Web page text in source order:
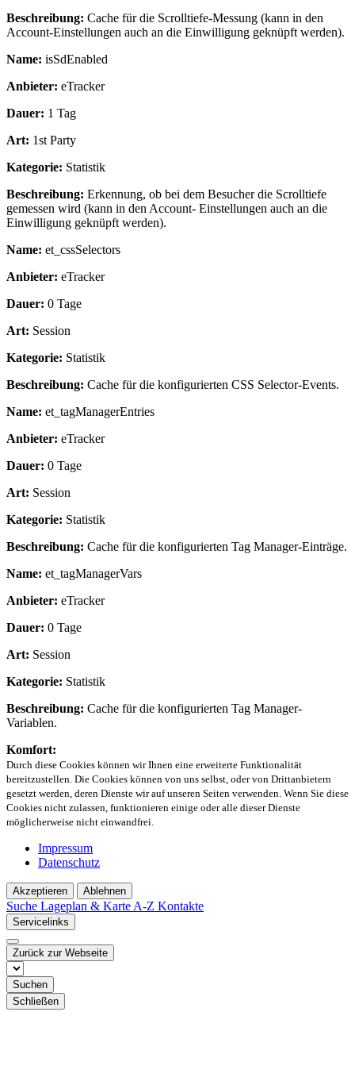
Beschreibung: Cache für die Scrolltiefe-Messung (kann in den
Account-Einstellungen auch an die Einwilligung geknüpft werden).
Name: isSdEnabled
Anbieter: eTracker
Dauer: 1 Tag
Art: 1st Party
Kategorie: Statistik
Beschreibung: Erkennung, ob bei dem Besucher die Scrolltiefe
gemessen wird (kann in den Account- Einstellungen auch an die
Einwilligung geknüpft werden).
Name: et_cssSelectors
Anbieter: eTracker
Dauer: 0 Tage
Art: Session
Kategorie: Statistik
Beschreibung: Cache für die konfigurierten CSS Selector-Events.
Name: et_tagManagerEntries
Anbieter: eTracker
Dauer: 0 Tage
Art: Session
Kategorie: Statistik
Beschreibung: Cache für die konfigurierten Tag Manager-Einträge.
Name: et_tagManagerVars
Anbieter: eTracker
Dauer: 0 Tage
Art: Session
Kategorie: Statistik
Beschreibung: Cache für die konfigurierten Tag Manager-
Variablen.
Komfort:
Durch diese Cookies können wir Ihnen eine erweiterte Funktionalität
bereitzustellen. Die Cookies können von uns selbst, oder von Drittanbietern
gesetzt werden, deren Dienste wir auf unseren Seiten verwenden. Wenn Sie diese
Cookies nicht zulassen, funktionieren einige oder alle dieser Dienste
möglicherweise nicht einwandfrei.
Impressum
Datenschutz
Akzeptieren Ablehnen
Suche Lageplan & Karte A-Z Kontakte
Servicelinks
Zurück zur Webseite
Suchen
Schließen